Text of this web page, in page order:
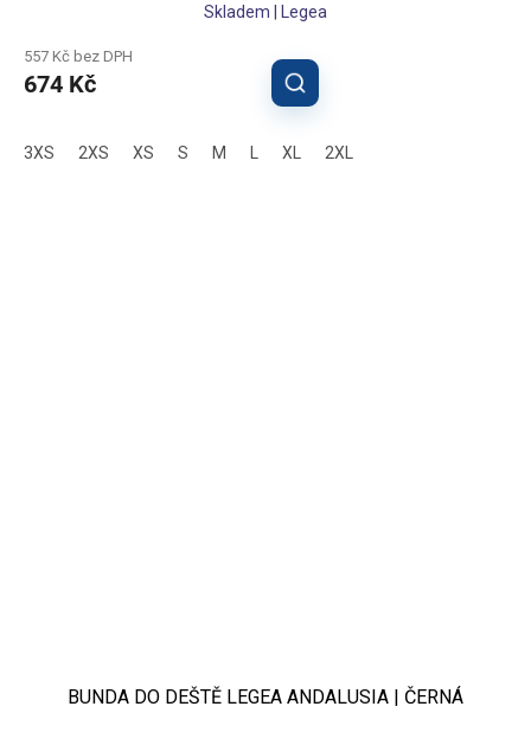
Skladem | Legea
557 Kč bez DPH
674 Kč
3XS 2XS XS S M XL 2XL
BUNDA DO DEŠTĚ LEGEA ANDALUSIA | ČERNÁ